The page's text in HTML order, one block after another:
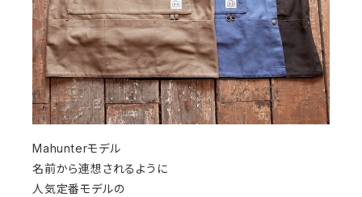
Mahunterモデル
名前から連想されるように
人気定番モデルの